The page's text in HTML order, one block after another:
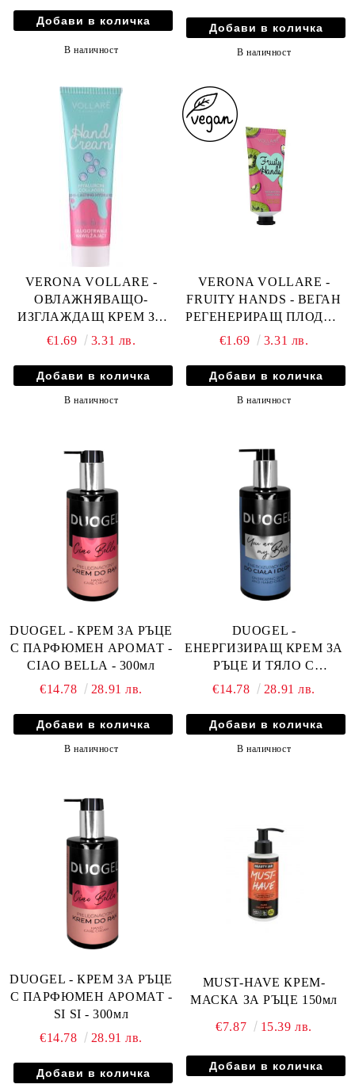
В наличност В наличност
VERONA VOLLARE -
ОВЛАЖНЯВАЩО-
ИЗГЛАЖДАЩ КРЕМ ЗА
РЪЦЕ С ХИАЛУРОН И
€1.69 3.31 лв.
В наличност
VERONA VOLLARE -
FRUITY HANDS - ВЕГАН
РЕГЕНЕРИРАЩ ПЛОДОВ
КРЕМ ЗА РЪЦЕ - КИВИ И
€1.69 3.31 лв.
В наличност
DUOGEL - КРЕМ ЗА РЪЦЕ
С ПАРФЮМЕН АРОМАТ -
CIAO BELLA - 300мл
€14.78
28.91 лв.
В наличност
DUOGEL -
ЕНЕРГИЗИРАЩ КРЕМ ЗА
РЪЦЕ И ТЯЛО С
ПАРФЮМЕН АРОМАТ -
300мл
€14.78 28.91 лв.
В наличност
DUOGEL - КРЕМ ЗА РЪЦЕ
С ПАРФЮМЕН АРОМАТ -
SI SI - 300мл
€14.78
28.91 лв.
MUST-HAVE КРЕМ-
МАСКА ЗА РЪЦЕ 150мл
€7.87 15.39 лв.